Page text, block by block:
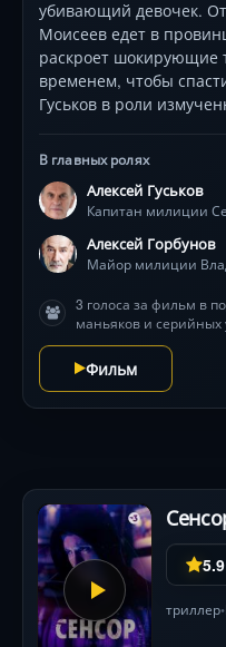
убивающий девочек.
Моисеев едет в
раскроет шокирующие
временем, чтобы
Гуськов в роли
В главных ролях
Алексей Гуськов
Капитан милиции
Алексей Горбунов
Майор милиции
3 голоса за фильм в
маньяков и серийных
Фильм
5.9
триллер•